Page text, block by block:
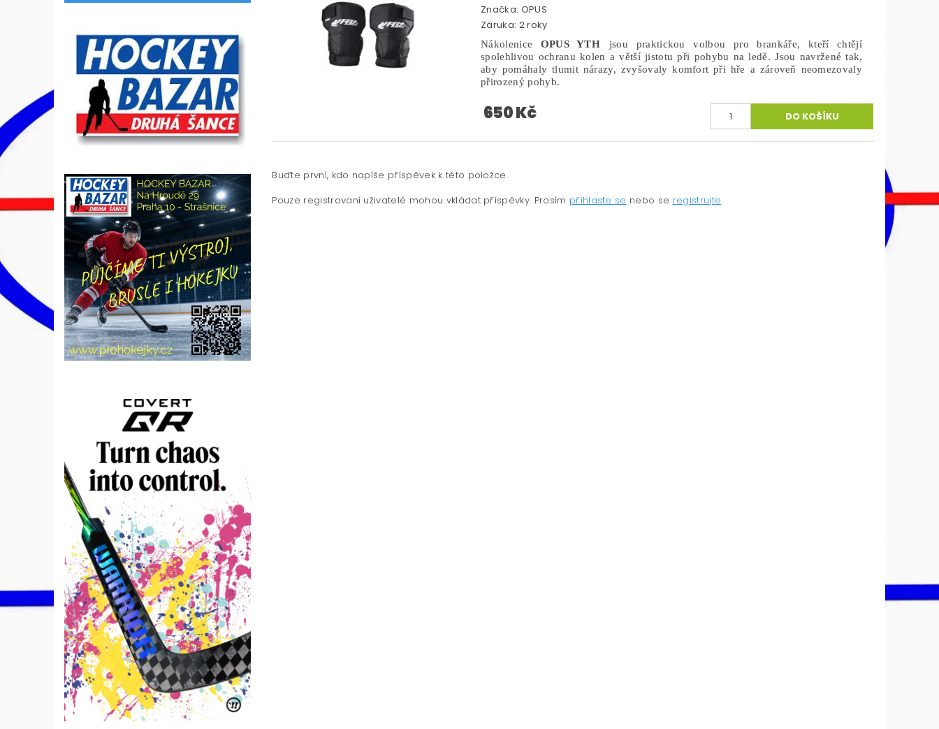
Značka: OPUS
Záruka: 2 roky
Nákolenice OPUS YTH jsou praktickou volbou pro brankáře, kteří chtějí
spolehlivou ochranu kolen a větší jistotu při pohybu na ledě. Jsou navržené tak,
aby pomáhaly tlumit nárazy, zvyšovaly komfort při hře a zároveň neomezovaly
přirozený pohyb.
650 Kč
Buďte první, kdo napíše příspěvek k této položce.
Pouze registrovaní uživatelé mohou vkládat příspěvky. Prosím přihlaste se nebo se registrujte.